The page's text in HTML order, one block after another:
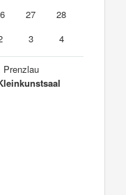
27
28
3 4
Prenzlau